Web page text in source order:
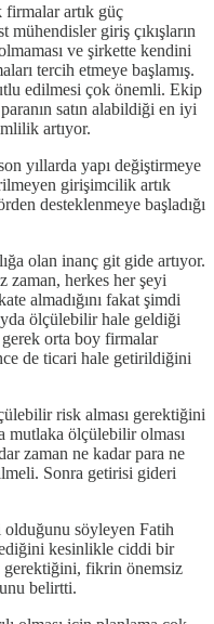
artık güç
giriş çıkışların
ve şirkette kendini
tercih etmeye başlamış.
edilmesi çok önemli. Ekip
satın alabildiği en iyi
artıyor.
yıllarda yapı değiştirmeye
girişimcilik artık
desteklenmeye başladığı
olan inanç git gide artıyor.
herkes her şeyi
almadığını fakat şimdi
ölçülebilir hale geldiği
orta boy firmalar
de ticari hale getirildiğini
risk alması gerektiğini
ölçülebilir olması
zaman ne kadar para ne
Sonra getirisi gideri
söyleyen Fatih
kesinlikle ciddi bir
gerektiğini, fikrin önemsiz
belirtti.